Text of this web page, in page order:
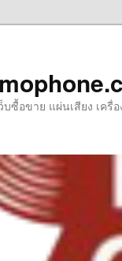
ซื้อขาย แผ่นเสียง เครื่